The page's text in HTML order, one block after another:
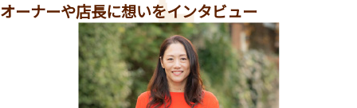
オーナーや店長に想いをインタビュー